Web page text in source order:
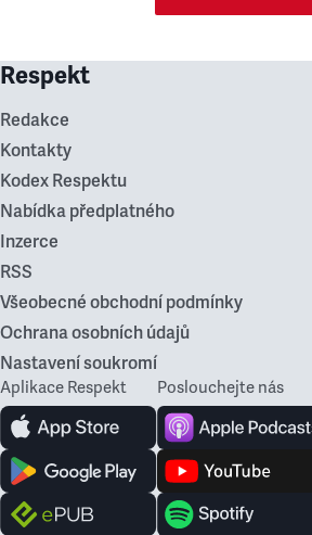
Respekt
Redakce
Kontakty
Kodex Respektu
Nabídka předplatného
Inzerce
RSS
Všeobecné obchodní podmínky
Ochrana osobních údajů
Nastavení soukromí
Aplikace Respekt Poslouchejte nás